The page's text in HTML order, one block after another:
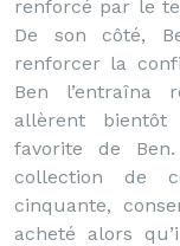
renforcé par le
De son côté,
renforcer la
Ben l’entraîna
allèrent
favorite de
collection de
cinquante,
acheté alors